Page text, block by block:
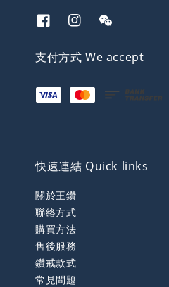
支付方式 We accept
快速連結 Quick links
關於王鑽
聯絡方式
購買方法
售後服務
鑽戒款式
常見問題